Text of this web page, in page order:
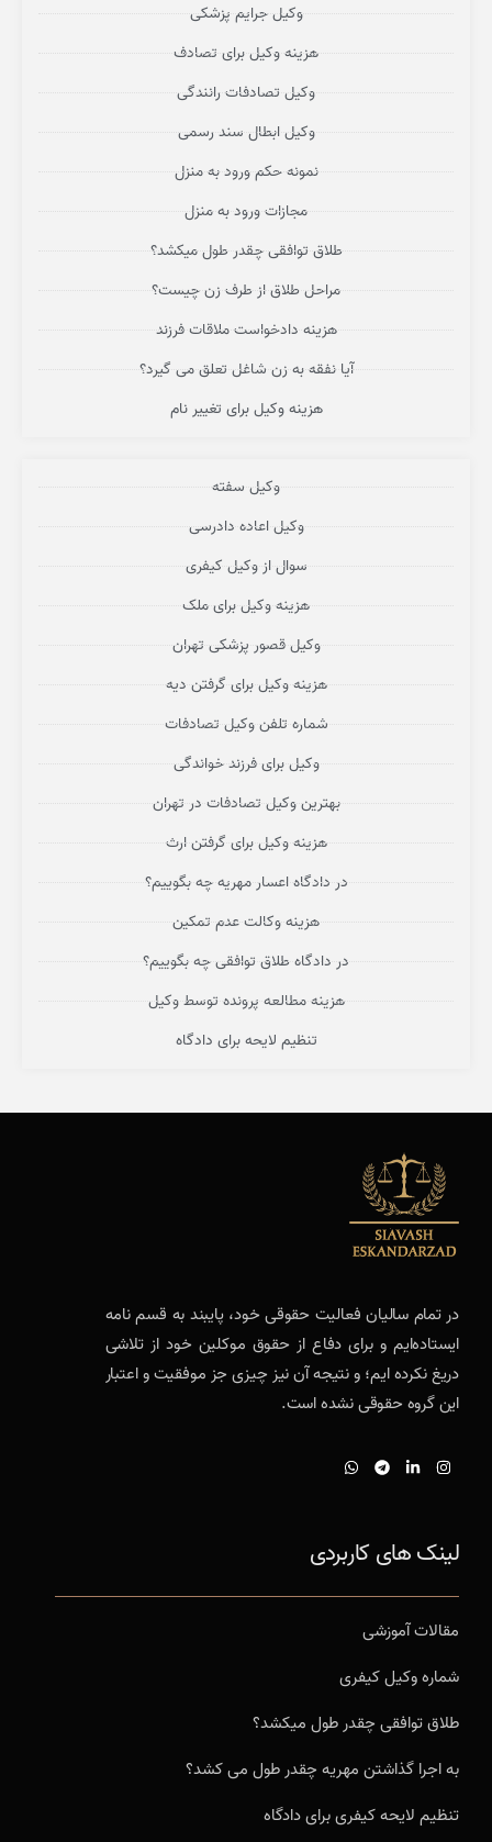
وکیل جرایم پزشکی
هزینه وکیل برای تصادف
وکیل تصادفات رانندگی
وکیل ابطال سند رسمی
نمونه حکم ورود به منزل
مجازات ورود به منزل
طلاق توافقی چقدر طول میکشد؟
مراحل طلاق از طرف زن چیست؟
هزینه دادخواست ملاقات فرزند
آیا نفقه به زن شاغل تعلق می گیرد؟
هزینه وکیل برای تغییر نام
وکیل سفته
وکیل اعاده دادرسی
سوال از وکیل کیفری
هزینه وکیل برای ملک
وکیل قصور پزشکی تهران
هزینه وکیل برای گرفتن دیه
شماره تلفن وکیل تصادفات
وکیل برای فرزند خواندگی
بهترین وکیل تصادفات در تهران
هزینه وکیل برای گرفتن ارث
در دادگاه اعسار مهریه چه بگوییم؟
هزینه وکالت عدم تمکین
در دادگاه طلاق توافقی چه بگوییم؟
هزینه مطالعه پرونده توسط وکیل
تنظیم لایحه برای دادگاه
در تمام سالیان فعالیت حقوقی خود، پایبند به قسم نامه
ایستاده‌ایم و برای دفاع از حقوق موکلین خود از تلاشی
دریغ نکرده ایم؛ و نتیجه آن نیز چیزی جز موفقیت و اعتبار
این گروه حقوقی نشده است.
لینک های کاربردی
مقالات آموزشی
شماره وکیل کیفری
طلاق توافقی چقدر طول میکشد؟
به اجرا گذاشتن مهریه چقدر طول می کشد؟
تنظیم لایحه کیفری برای دادگاه